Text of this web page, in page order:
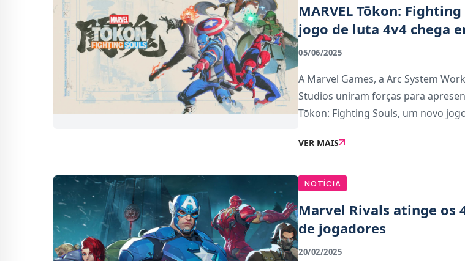
MARVEL Tōkon:
jogo de luta 4v4 chega
05/06/2025
A Marvel Games, a Arc System
Studios uniram forças para
Tōkon: Fighting Souls, um novo
lançamento marcado para 2026 na
VER MAIS
NOTÍCIA
Marvel Rivals atinge os
de jogadores
20/02/2025